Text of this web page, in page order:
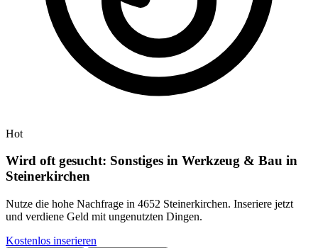
Hot
Wird oft gesucht: Sonstiges in Werkzeug & Bau in
Steinerkirchen
Nutze die hohe Nachfrage in 4652 Steinerkirchen. Inseriere jetzt
und verdiene Geld mit ungenutzten Dingen.
Kostenlos inserieren